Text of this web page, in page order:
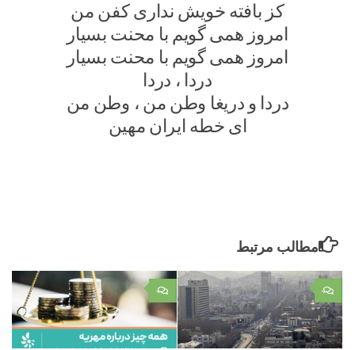
کز بافته خویش نداری کفن من
امروز همی گویم با محنت بسیار
امروز همی گویم با محنت بسیار
دردا ، دردا
دردا و دریغا وطن من ، وطن من
ای خطه ایران مهین
مطالب مرتبط
۰ ۰